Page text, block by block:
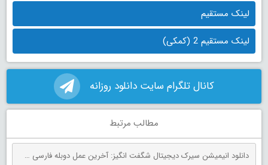
لینک مستقیم
لینک مستقیم 2 (کمکی)
کانال تلگرام سایت دانلود روزانه
مطالب مرتبط
دانلود انیمیشن سیرک دیجیتال شگفت انگیز: آخرین عمل دوبله فارسی The Amazing Digital Circus: The Last Act 2026